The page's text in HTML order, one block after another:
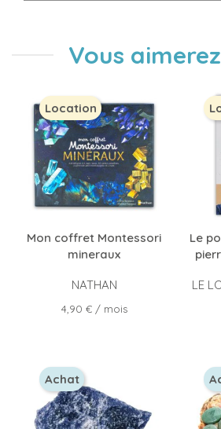
Vous
Mon coffret Montessori
mineraux
NATHAN
Prix
4,90 €/ mois
Location
Le
LE
Achat